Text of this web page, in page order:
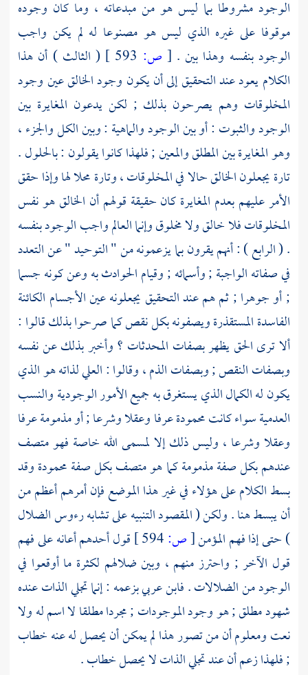
الوجود مشروطا بما ليس هو من مبدعاته ، وما كان وجوده
موقوفا على غيره الذي ليس هو مصنوعا له لم يكن واجب
الوجود بنفسه وهذا بين . [ ص:
( الثالث ) أن هذا
الكلام يعود عند التحقيق إلى أن يكون وجود الخالق عين وجود
المخلوقات وهم يصرحون بذلك ; لكن يدعون المغايرة بين
الوجود والثبوت : أو بين الوجود والماهية : وبين الكل والجزء ،
وهو المغايرة بين المطلق والمعين ; فلهذا كانوا يقولون : بالحلول .
تارة يجعلون الخالق حالا في المخلوقات ، وتارة محلا لها وإذا حقق
الأمر عليهم بعدم المغايرة كان حقيقة قولهم أن الخالق هو نفس
المخلوقات فلا خالق ولا مخلوق وإنما العالم واجب الوجود بنفسه
. ( الرابع ) : أنهم يقرون بما يزعمونه من " التوحيد " عن التعدد
في صفاته الواجبة ; وأسمائه ; وقيام الحوادث به وعن كونه جسما
; أو جوهرا ; ثم هم عند التحقيق يجعلونه عين الأجسام الكائنة
الفاسدة المستقذرة ويصفونه بكل نقص كما صرحوا بذلك قالوا :
ألا ترى الحق يظهر بصفات المحدثات ؟ وأخبر بذلك عن نفسه
وبصفات النقص ; وبصفات الذم ، وقالوا : العلي لذاته هو الذي
يكون له الكمال الذي يستغرق به جميع الأمور الوجودية والنسب
العدمية سواء كانت محمودة عرفا وعقلا وشرعا ; أو مذمومة عرفا
وعقلا وشرعا ، وليس ذلك إلا لمسمى الله خاصة فهو متصف
عندهم بكل صفة مذمومة كما هو متصف بكل صفة محمودة وقد
بسط الكلام على هؤلاء في غير هذا الموضع فإن أمرهم أعظم من
أن يبسط هنا . ولكن ( المقصود التنبيه على تشابه رءوس الضلال
) حتى إذا فهم المؤمن[ص:
قول أحدهم أعانه على فهم
قول الآخر ; واحترز منهم ، وبين ضلالهم لكثرة ما أوقعوا في
الوجود من الضلالات .فابن عربيبزعمه : إنما تجلي الذات عنده
شهود مطلق ; هو وجود الموجودات ; مجردا مطلقا لا اسم له ولا
نعت ومعلوم أن من تصور هذا لم يمكن أن يحصل له عنه خطاب
; فلهذا زعم أن عند تجلي الذات لا يحصل خطاب .